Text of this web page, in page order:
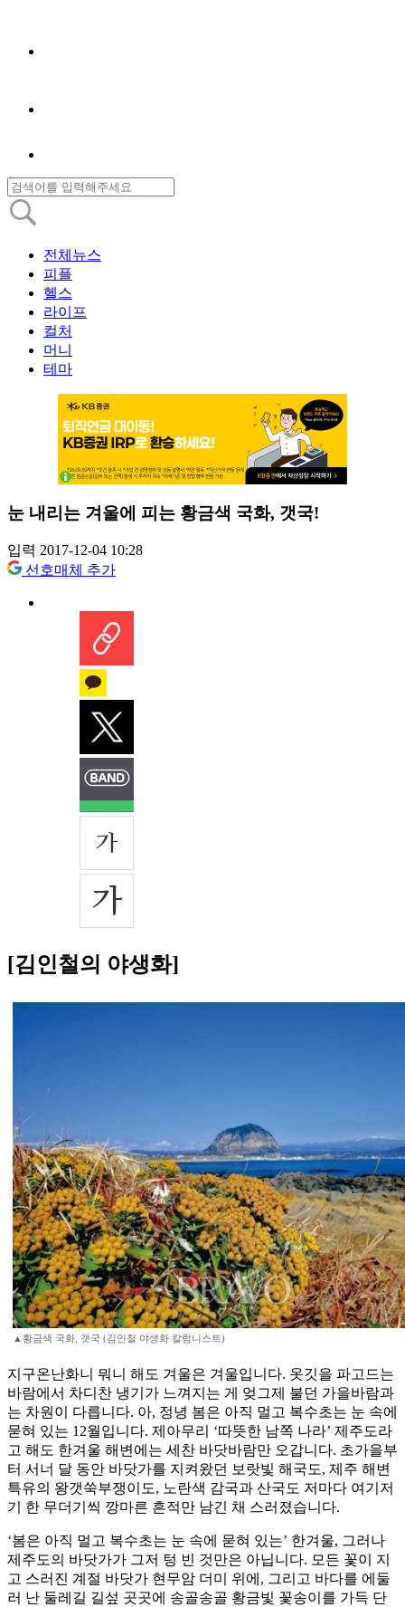
전체뉴스
피플
헬스
라이프
컬처
머니
테마
눈 내리는 겨울에 피는 황금색 국화, 갯국!
입력 2017-12-04 10:28
선호매체 추가
[김인철의 야생화]
▲황금색 국화, 갯국 (김인철 야생화 칼럼니스트)
지구온난화니 뭐니 해도 겨울은 겨울입니다. 옷깃을 파고드는
바람에서 차디찬 냉기가 느껴지는 게 엊그제 불던 가을바람과
는 차원이 다릅니다. 아, 정녕 봄은 아직 멀고 복수초는 눈 속에
묻혀 있는 12월입니다. 제아무리 ‘따뜻한 남쪽 나라’ 제주도라
고 해도 한겨울 해변에는 세찬 바닷바람만 오갑니다. 초가을부
터 서너 달 동안 바닷가를 지켜왔던 보랏빛 해국도, 제주 해변
특유의 왕갯쑥부쟁이도, 노란색 감국과 산국도 저마다 여기저
기 한 무더기씩 깡마른 흔적만 남긴 채 스러졌습니다.
‘봄은 아직 멀고 복수초는 눈 속에 묻혀 있는’ 한겨울, 그러나
제주도의 바닷가가 그저 텅 빈 것만은 아닙니다. 모든 꽃이 지
고 스러진 계절 바닷가 현무암 더미 위에, 그리고 바다를 에둘
러 난 둘레길 길섶 곳곳에 송골송골 황금빛 꽃송이를 가득 단